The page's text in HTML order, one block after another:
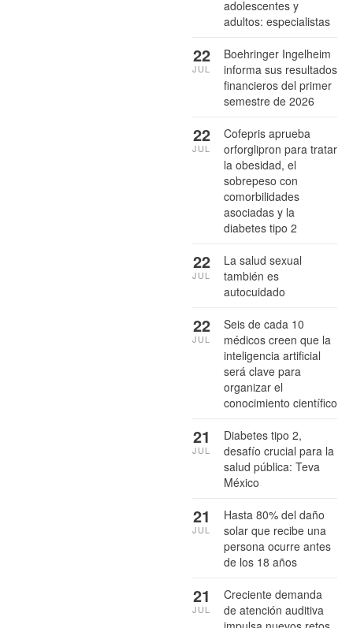
adolescentes y
adultos: especialistas
Boehringer Ingelheim
informa sus resultados
financieros del primer
semestre de 2026
22
JUL
Cofepris aprueba
orforglipron para tratar
la obesidad, el
sobrepeso con
comorbilidades
asociadas y la
diabetes tipo 2
22
JUL
La salud sexual
también es
autocuidado
22
JUL
Seis de cada 10
médicos creen que la
inteligencia artificial
será clave para
organizar el
conocimiento científico
22
JUL
Diabetes tipo 2,
desafío crucial para la
salud pública: Teva
México
21
JUL
Hasta 80% del daño
solar que recibe una
persona ocurre antes
de los 18 años
21
JUL
Creciente demanda
de atención auditiva
21
JUL